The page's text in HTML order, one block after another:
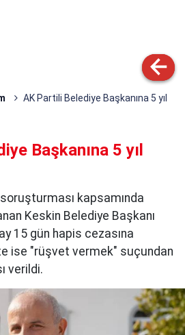
AK Partili Belediye Başkanına 5 yıl
Başkanına 5 yıl
kapsamında
Keskin Belediye Başkanı
15 gün hapis cezasına
ise "rüşvet vermek" suçundan
verildi.